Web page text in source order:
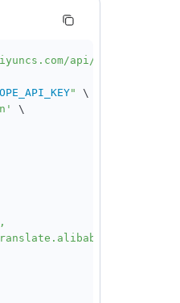
api/v1/services/
"
\
\
r/wanx-